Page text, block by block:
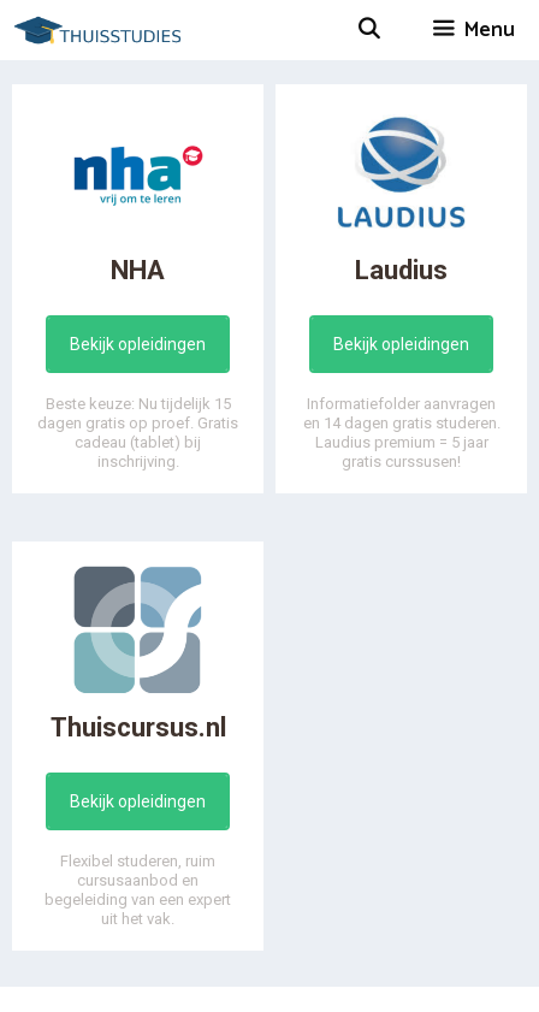
Spring
naar
Menu
NHA
Bekijk opleidingen
Beste keuze: Nu tijdelijk 15
dagen gratis op proef. Gratis
cadeau (tablet) bij
inschrijving.
Laudius
Bekijk opleidingen
Informatiefolder aanvragen
en 14 dagen gratis studeren.
Laudius premium = 5 jaar
gratis curssusen!
Thuiscursus.nl
Bekijk opleidingen
Flexibel studeren, ruim
cursusaanbod en
begeleiding van een expert
uit het vak.